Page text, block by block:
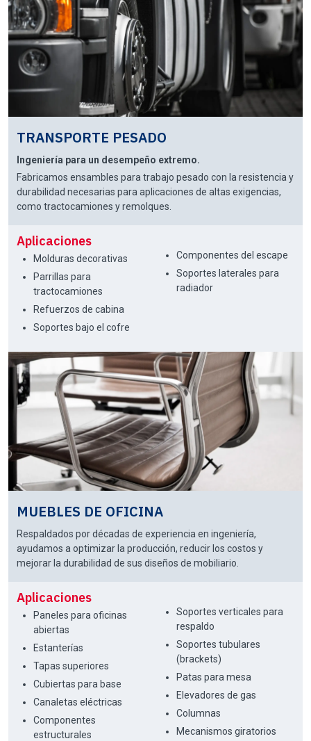
TRANSPORTE PESADO
Ingeniería para un desempeño extremo.
Fabricamos ensambles para trabajo pesado con la resistencia y
durabilidad necesarias para aplicaciones de altas exigencias,
como tractocamiones y remolques.
Aplicaciones
Molduras decorativas
Parrillas para
tractocamiones
Refuerzos de cabina
Soportes bajo el cofre
Componentes del escape
Soportes laterales para
radiador
MUEBLES DE OFICINA
Respaldados por décadas de experiencia en ingeniería,
ayudamos a optimizar la producción, reducir los costos y
mejorar la durabilidad de sus diseños de mobiliario.
Aplicaciones
Paneles para oficinas
abiertas
Estanterías
Tapas superiores
Cubiertas para base
Canaletas eléctricas
Componentes
estructurales
Soportes verticales para
respaldo
Soportes tubulares
(brackets)
Patas para mesa
Elevadores de gas
Columnas
Mecanismos giratorios